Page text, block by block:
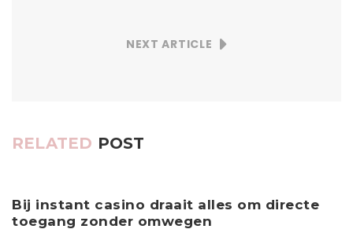
NEXT ARTICLE
RELATED POST
Bij instant casino draait alles om directe
toegang zonder omwegen